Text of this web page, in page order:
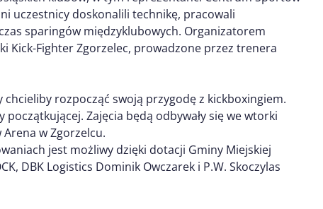
uczestnicy doskonalili technikę, pracowali
sparingów międzyklubowych. Organizatorem
Kick-Fighter Zgorzelec, prowadzone przez trenera
rozpocząć swoją przygodę z kickboxingiem.
Zajęcia będą odbywały się we wtorki
Arena w Zgorzelcu.
jest możliwy dzięki dotacji Gminy Miejskiej
DBK Logistics Dominik Owczarek i P.W. Skoczylas